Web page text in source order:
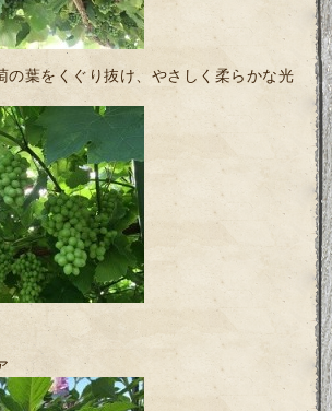
の葉をくぐり抜け、やさしく柔らかな光